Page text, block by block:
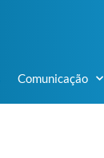
Comunicação